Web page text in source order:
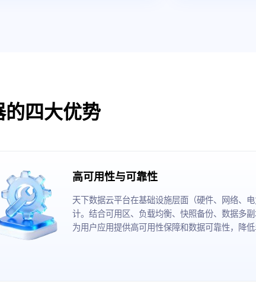
四大优势
高可用性与可靠性
天下数据云平台在基础设施层面（硬件、网络、
计。结合可用区、负载均衡、快照备份、数据多
为用户应用提供高可用性保障和数据可靠性，降低